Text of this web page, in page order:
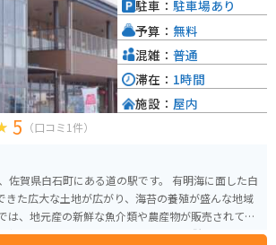
5 （口コミ1件）
白石町にある道の駅です。 有明海に面した白
きた広大な土地が広がり、海苔の養殖が盛んな地域
は、地元産の新鮮な魚介類や農産物が販売されてお
、お土産に最適です。 また、併設されてい
駐車： 駐車場あり
予算： 無料
混雑： 普通
滞在： 1時間
施設： 屋内